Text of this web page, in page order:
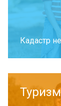
Кадастр
Туризм